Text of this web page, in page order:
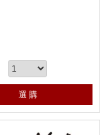
選 購